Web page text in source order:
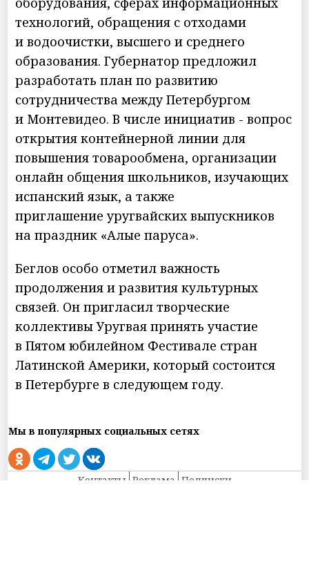
технологий, обращения с отходами
и водоочистки, высшего и среднего
образования. Губернатор предложил
разработать план по развитию
сотрудничества между Петербургом
и Монтевидео. В числе инициатив - вопрос
открытия контейнерной линии для
повышения товарообмена, организации
онлайн общения школьников, изучающих
испанский язык, а также
приглашение уругвайских выпускников
на праздник «Алые паруса».
Беглов особо отметил важность
продолжения и развития культурных
связей. Он пригласил творческие
коллективы Уругвая принять участие
в Пятом юбилейном Фестивале стран
Латинской Америки, который состоится
в Петербурге в следующем году.
Мы в популярных социальных сетях
Контакты Реклама Подписки